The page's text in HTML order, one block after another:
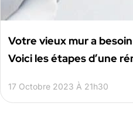
Votre vieux mur a
Voici les étapes d’une
17 Octobre 2023 À 21h30